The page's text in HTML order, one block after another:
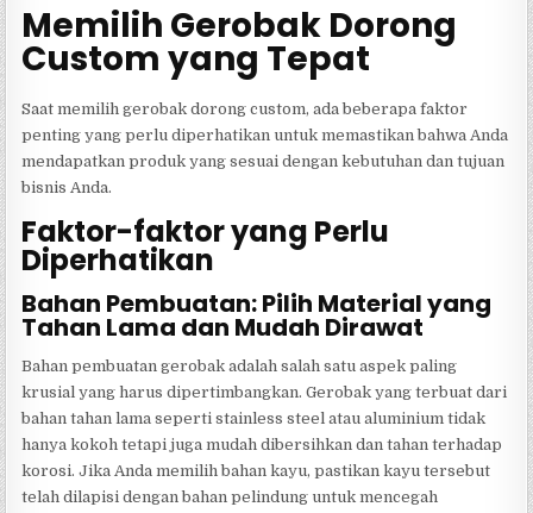
Memilih Gerobak Dorong
Custom yang Tepat
Saat memilih gerobak dorong custom, ada beberapa faktor
penting yang perlu diperhatikan untuk memastikan bahwa Anda
mendapatkan produk yang sesuai dengan kebutuhan dan tujuan
bisnis Anda.
Faktor-faktor yang Perlu
Diperhatikan
Bahan Pembuatan: Pilih Material yang
Tahan Lama dan Mudah Dirawat
Bahan pembuatan gerobak adalah salah satu aspek paling
krusial yang harus dipertimbangkan. Gerobak yang terbuat dari
bahan tahan lama seperti stainless steel atau aluminium tidak
hanya kokoh tetapi juga mudah dibersihkan dan tahan terhadap
korosi. Jika Anda memilih bahan kayu, pastikan kayu tersebut
telah dilapisi dengan bahan pelindung untuk mencegah